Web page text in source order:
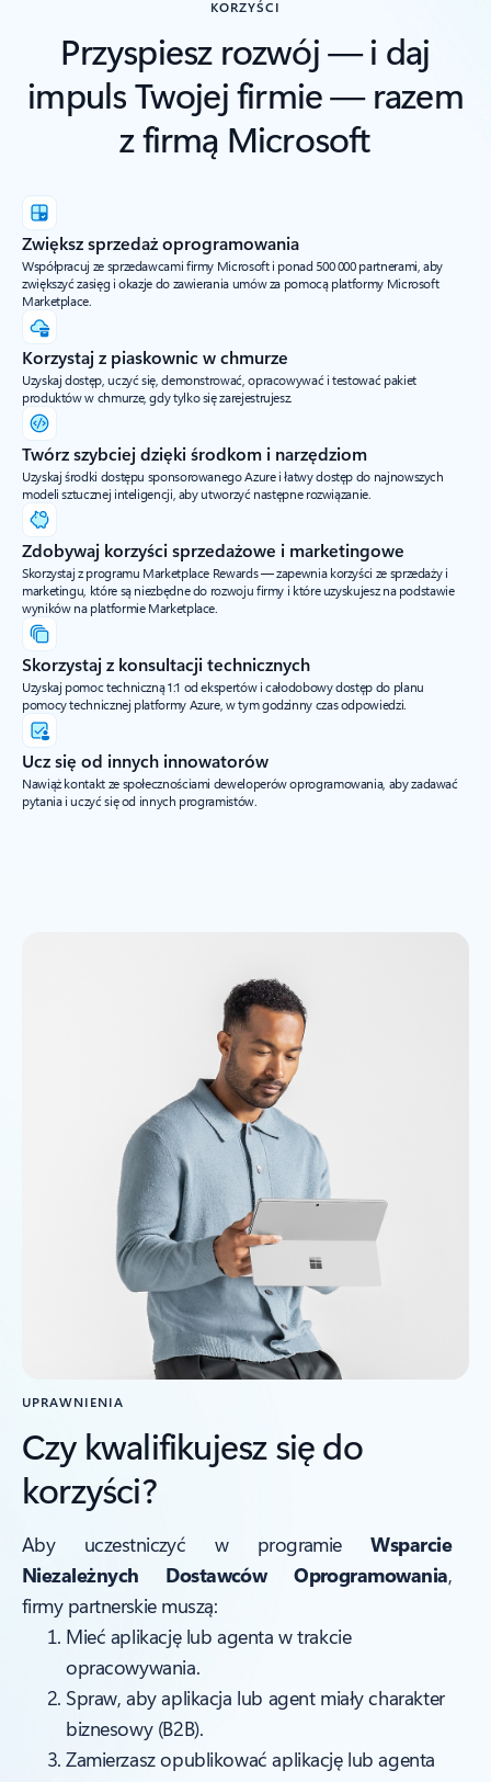
KORZYŚCI
Przyspiesz rozwój — i daj
impuls Twojej firmie — razem
z firmą Microsoft
Zwiększ sprzedaż oprogramowania
Współpracuj ze sprzedawcami firmy Microsoft i ponad 500 000 partnerami, aby
zwiększyć zasięg i okazje do zawierania umów za pomocą platformy Microsoft
Marketplace.
Korzystaj z piaskownic w chmurze
Uzyskaj dostęp, uczyć się, demonstrować, opracowywać i testować pakiet
produktów w chmurze, gdy tylko się zarejestrujesz.
Twórz szybciej dzięki środkom i narzędziom
Uzyskaj środki dostępu sponsorowanego Azure i łatwy dostęp do najnowszych
modeli sztucznej inteligencji, aby utworzyć następne rozwiązanie.
Zdobywaj korzyści sprzedażowe i marketingowe
Skorzystaj z programu Marketplace Rewards — zapewnia korzyści ze sprzedaży i
marketingu, które są niezbędne do rozwoju firmy i które uzyskujesz na podstawie
wyników na platformie Marketplace.
Skorzystaj z konsultacji technicznych
Uzyskaj pomoc techniczną 1:1 od ekspertów i całodobowy dostęp do planu
pomocy technicznej platformy Azure, w tym godzinny czas odpowiedzi.
Ucz się od innych innowatorów
Nawiąż kontakt ze społecznościami deweloperów oprogramowania, aby zadawać
pytania i uczyć się od innych programistów.
UPRAWNIENIA
Czy kwalifikujesz się do
korzyści?
Aby uczestniczyć w programieWsparcie
Niezależnych Dostawców Oprogramowania,
firmy partnerskie muszą:
Mieć aplikację lub agenta w trakcie
opracowywania.
Spraw, aby aplikacja lub agent miały charakter
biznesowy (B2B).
Zamierzasz opublikować aplikację lub agenta